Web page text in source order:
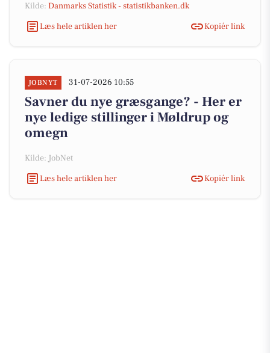
Kilde: Danmarks Statistik - statistikbanken.dk
Læs hele artiklen her
Kopiér link
JOBNYT 31-07-2026 10:55
Savner du nye græsgange? - Her er
nye ledige stillinger i Møldrup og
omegn
Kilde: JobNet
Læs hele artiklen her
Kopiér link